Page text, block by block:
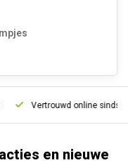
Vertrouwd online sinds
en nieuwe